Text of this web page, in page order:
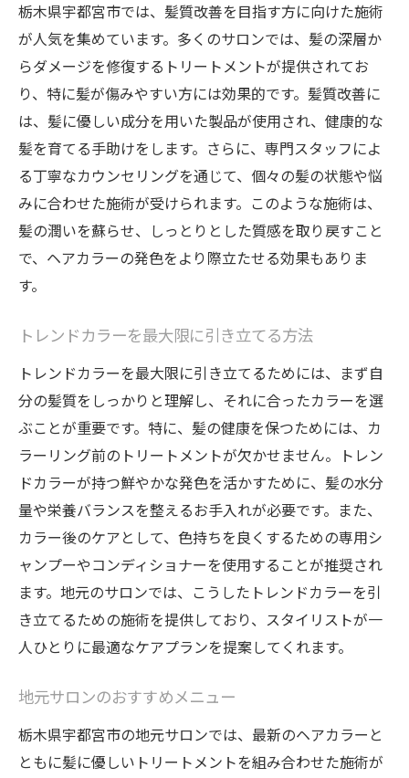
栃木県宇都宮市では、髪質改善を目指す方に向けた施術
が人気を集めています。多くのサロンでは、髪の深層か
らダメージを修復するトリートメントが提供されてお
り、特に髪が傷みやすい方には効果的です。髪質改善に
は、髪に優しい成分を用いた製品が使用され、健康的な
髪を育てる手助けをします。さらに、専門スタッフによ
る丁寧なカウンセリングを通じて、個々の髪の状態や悩
みに合わせた施術が受けられます。このような施術は、
髪の潤いを蘇らせ、しっとりとした質感を取り戻すこと
で、ヘアカラーの発色をより際立たせる効果もありま
す。
トレンドカラーを最大限に引き立てる方法
トレンドカラーを最大限に引き立てるためには、まず自
分の髪質をしっかりと理解し、それに合ったカラーを選
ぶことが重要です。特に、髪の健康を保つためには、カ
ラーリング前のトリートメントが欠かせません。トレン
ドカラーが持つ鮮やかな発色を活かすために、髪の水分
量や栄養バランスを整えるお手入れが必要です。また、
カラー後のケアとして、色持ちを良くするための専用シ
ャンプーやコンディショナーを使用することが推奨され
ます。地元のサロンでは、こうしたトレンドカラーを引
き立てるための施術を提供しており、スタイリストが一
人ひとりに最適なケアプランを提案してくれます。
地元サロンのおすすめメニュー
栃木県宇都宮市の地元サロンでは、最新のヘアカラーと
ともに髪に優しいトリートメントを組み合わせた施術が